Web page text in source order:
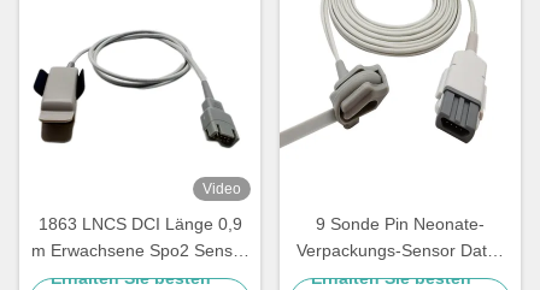
Video
1863 LNCS DCI Länge 0,9
m Erwachsene Spo2 Sensor
Patientenanzug
Erhalten Sie besten
9 Sonde Pin Neonate-
Verpackungs-Sensor Datex
Ohmeda 9 Pin TruSat SpO2
Erhalten Sie besten